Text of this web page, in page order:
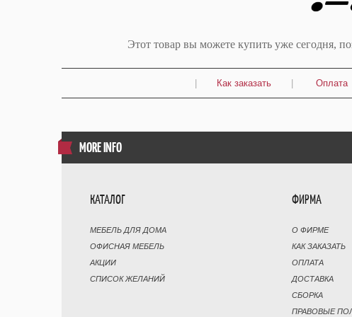
Этот товар вы можете купить уже сегодня,
Как заказать Оплата
MORE INFO
КАТАЛОГ
МЕБЕЛЬ ДЛЯ ДОМА
ОФИСНАЯ МЕБЕЛЬ
АКЦИИ
СПИСОК ЖЕЛАНИЙ
ФИРМА
О ФИРМЕ
КАК ЗАКАЗАТЬ
ОПЛАТА
ДОСТАВКА
СБОРКА
ПРАВОВЫЕ